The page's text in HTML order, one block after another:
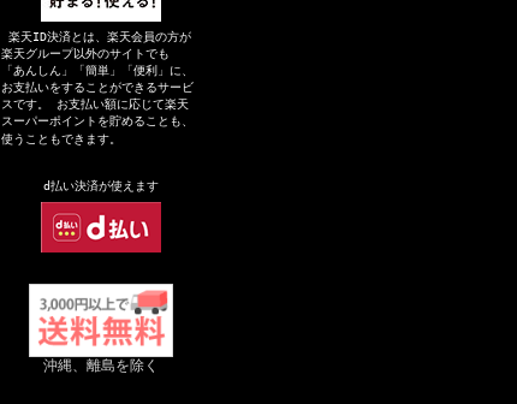
楽天ID決済とは、楽天会員の方が
楽天グループ以外のサイトでも
「あんしん」「簡単」「便利」に、
お支払いをすることができるサービ
スです。 お支払い額に応じて楽天
スーパーポイントを貯めることも、
使うこともできます。
d払い決済が使えます
沖縄、離島を除く